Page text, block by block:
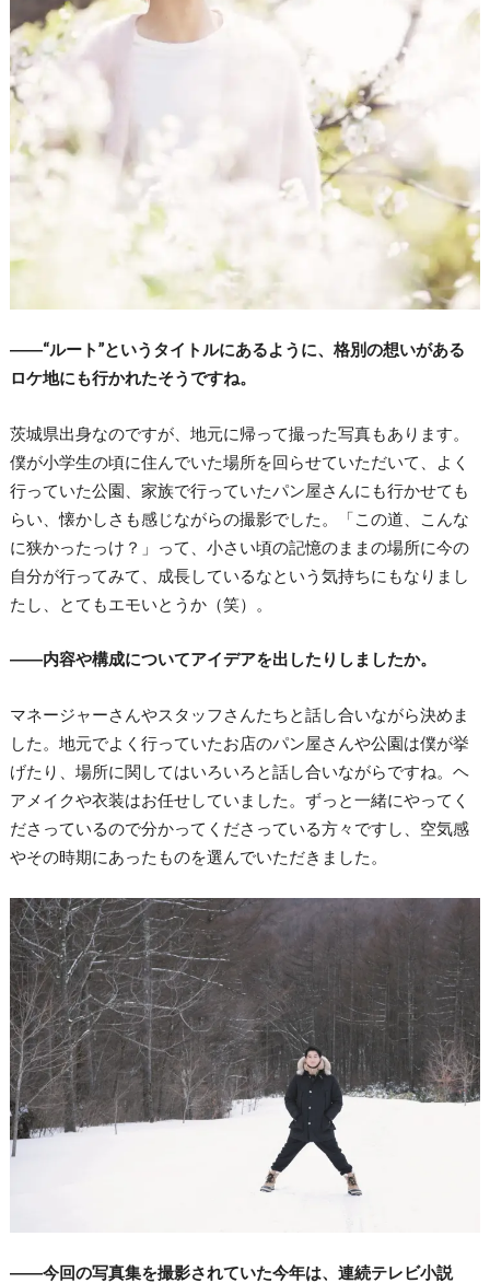
――“ルート”というタイトルにあるように、格別の想いがある
ロケ地にも行かれたそうですね。
茨城県出身なのですが、地元に帰って撮った写真もあります。
僕が小学生の頃に住んでいた場所を回らせていただいて、よく
行っていた公園、家族で行っていたパン屋さんにも行かせても
らい、懐かしさも感じながらの撮影でした。「この道、こんな
に狭かったっけ？」って、小さい頃の記憶のままの場所に今の
自分が行ってみて、成長しているなという気持ちにもなりまし
たし、とてもエモいとうか（笑）。
――内容や構成についてアイデアを出したりしましたか。
マネージャーさんやスタッフさんたちと話し合いながら決めま
した。地元でよく行っていたお店のパン屋さんや公園は僕が挙
げたり、場所に関してはいろいろと話し合いながらですね。ヘ
アメイクや衣装はお任せしていました。ずっと一緒にやってく
ださっているので分かってくださっている方々ですし、空気感
やその時期にあったものを選んでいただきました。
――今回の写真集を撮影されていた今年は、連続テレビ小説